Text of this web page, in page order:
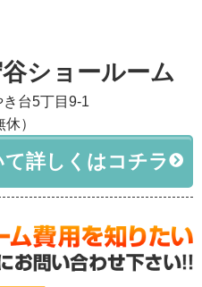
ショールーム
台5丁目9-1
）
詳しくはコチラ